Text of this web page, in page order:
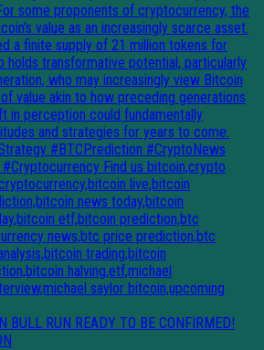
BULL RUN READY TO BE CONFIRMED!